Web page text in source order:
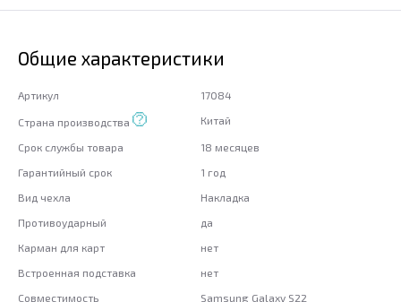
Общие характеристики
Артикул 17084
Страна производства Китай
Срок службы товара
18 месяцев
Гарантийный срок
1 год
Вид чехла
Накладка
Противоударный
да
Карман для карт
нет
Встроенная подставка
нет
Совместимость
Samsung Galaxy S22